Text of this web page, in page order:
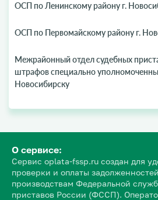
ОСП по Ленинскому району г.
ОСП по Первомайскому району г.
Межрайонный отдел судебных
штрафов специально
Новосибирску
О сервисе:
Сервис oplata-fssp.ru создан для
проверки и оплаты
производствам Федеральной
приставов России (ФССП).